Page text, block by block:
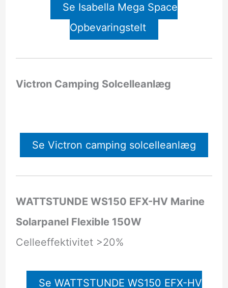
Se Isabella Mega Space
Opbevaringstelt
Victron Camping Solcelleanlæg
Se Victron camping solcelleanlæg
WATTSTUNDE WS150 EFX-HV Marine
Solarpanel Flexible 150W
Celleeffektivitet >20%
Se WATTSTUNDE WS150 EFX-HV